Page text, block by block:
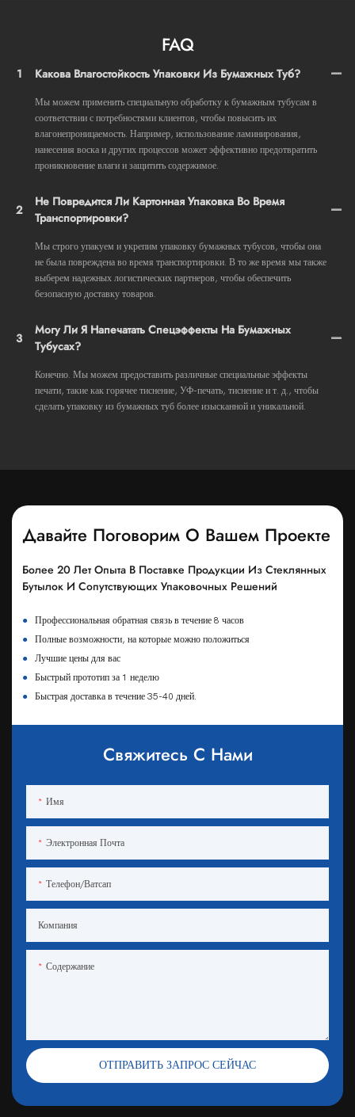
FAQ
1 Какова Влагостойкость Упаковки Из Бумажных Туб?
Мы можем применить специальную обработку к бумажным тубусам в
соответствии с потребностями клиентов, чтобы повысить их
влагонепроницаемость. Например, использование ламинирования,
нанесения воска и других процессов может эффективно предотвратить
проникновение влаги и защитить содержимое.
2
Не Повредится Ли Картонная Упаковка Во Время
Транспортировки?
Мы строго упакуем и укрепим упаковку бумажных тубусов, чтобы она
не была повреждена во время транспортировки. В то же время мы также
выберем надежных логистических партнеров, чтобы обеспечить
безопасную доставку товаров.
3
Могу Ли Я Напечатать Спецэффекты На Бумажных
Тубусах?
Конечно. Мы можем предоставить различные специальные эффекты
печати, такие как горячее тиснение, УФ-печать, тиснение и т. д., чтобы
сделать упаковку из бумажных туб более изысканной и уникальной.
Давайте Поговорим О Вашем Проекте
Более 20 Лет Опыта В Поставке Продукции Из Стеклянных
Бутылок И Сопутствующих Упаковочных Решений
●
Профессиональная обратная связь в течение 8 часов
●
Полные возможности, на которые можно положиться
●
Лучшие цены для вас
●
Быстрый прототип за 1 неделю
●
Быстрая доставка в течение 35-40 дней.
Свяжитесь С Нами
Имя
Электронная Почта
Телефон/ватсап
Компания
Содержание
ОТПРАВИТЬ ЗАПРОС СЕЙЧАС